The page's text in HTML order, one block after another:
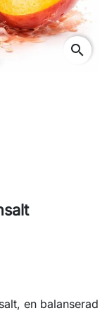
search
en balanserad